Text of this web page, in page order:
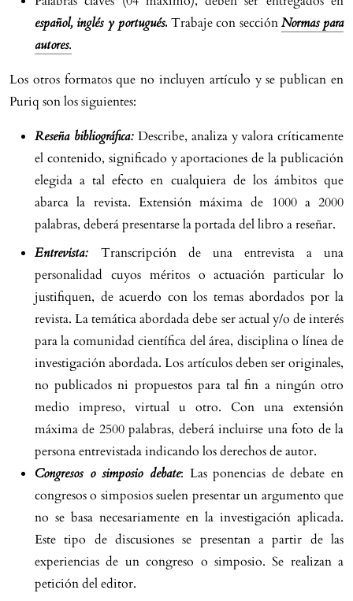
español, inglés y portugués. Trabaje con secciónNormas para
autores.
Los otros formatos que no incluyen artículo y se publican en
Puriq son los siguientes:
Reseña bibliográfica:Describe, analiza y valora críticamente
el contenido, significado y aportaciones de la publicación
elegida a tal efecto en cualquiera de los ámbitos que
abarca la revista. Extensión máxima de 1000 a 2000
palabras, deberá presentarse la portada del libro a reseñar.
Entrevista: Transcripción de una entrevista a una
personalidad cuyos méritos o actuación particular lo
justifiquen, de acuerdo con los temas abordados por la
revista. La temática abordada debe ser actual y/o de interés
para la comunidad científica del área, disciplina o línea de
investigación abordada. Los artículos deben ser originales,
no publicados ni propuestos para tal fin a ningún otro
medio impreso, virtual u otro. Con una extensión
máxima de 2500 palabras, deberá incluirse una foto de la
persona entrevistada indicando los derechos de autor.
Congresos o simposio debate: Las ponencias de debate en
congresos o simposios suelen presentar un argumento que
no se basa necesariamente en la investigación aplicada.
Este tipo de discusiones se presentan a partir de las
experiencias de un congreso o simposio. Se realizan a
petición del editor.